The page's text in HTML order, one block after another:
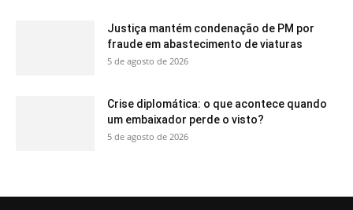
Justiça mantém condenação de PM por
fraude em abastecimento de viaturas
5 de agosto de 2026
Crise diplomática: o que acontece quando
um embaixador perde o visto?
5 de agosto de 2026